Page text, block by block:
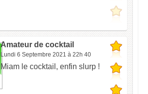
Amateur de cocktail
Lundi 6 Septembre 2021 à 22h 40
Miam le cocktail, enfin slurp !